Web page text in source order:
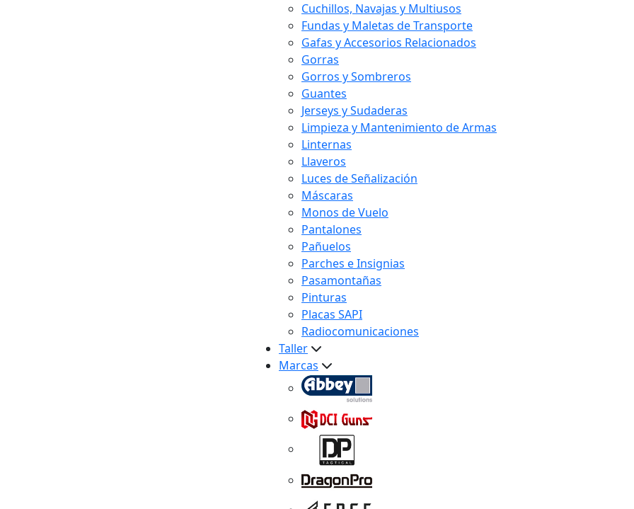
Cuchillos, Navajas y Multiusos
Fundas y Maletas de Transporte
Gafas y Accesorios Relacionados
Gorras
Gorros y Sombreros
Guantes
Jerseys y Sudaderas
Limpieza y Mantenimiento de Armas
Linternas
Llaveros
Luces de Señalización
Máscaras
Monos de Vuelo
Pantalones
Pañuelos
Parches e Insignias
Pasamontañas
Pinturas
Placas SAPI
Radiocomunicaciones
Taller
Marcas